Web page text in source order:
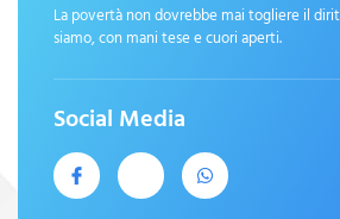
La povertà non dovrebbe mai togliere il
siamo, con mani tese e cuori aperti.
Social Media